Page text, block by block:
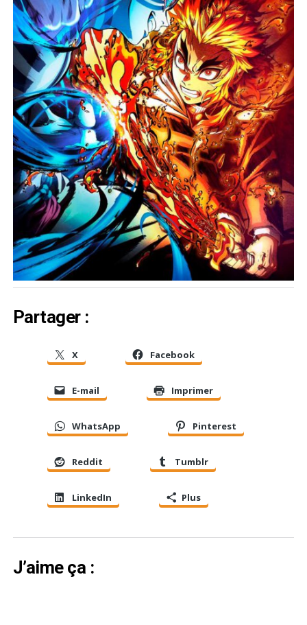
Partager :
X Facebook
E-mail Imprimer
WhatsApp Pinterest
Reddit Tumblr
LinkedIn Plus
J’aime ça :